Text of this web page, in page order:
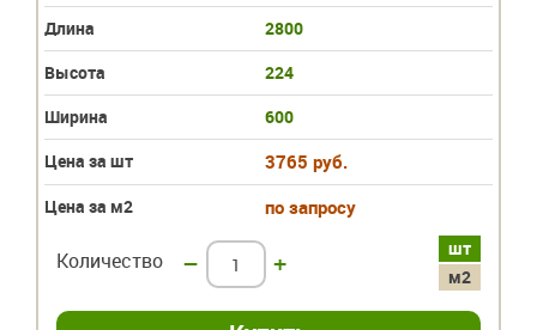
Длина
2800
Высота
224
Ширина
600
Цена за шт
3765 руб.
Цена за м2 по запросу
шт
м2
Количество – +